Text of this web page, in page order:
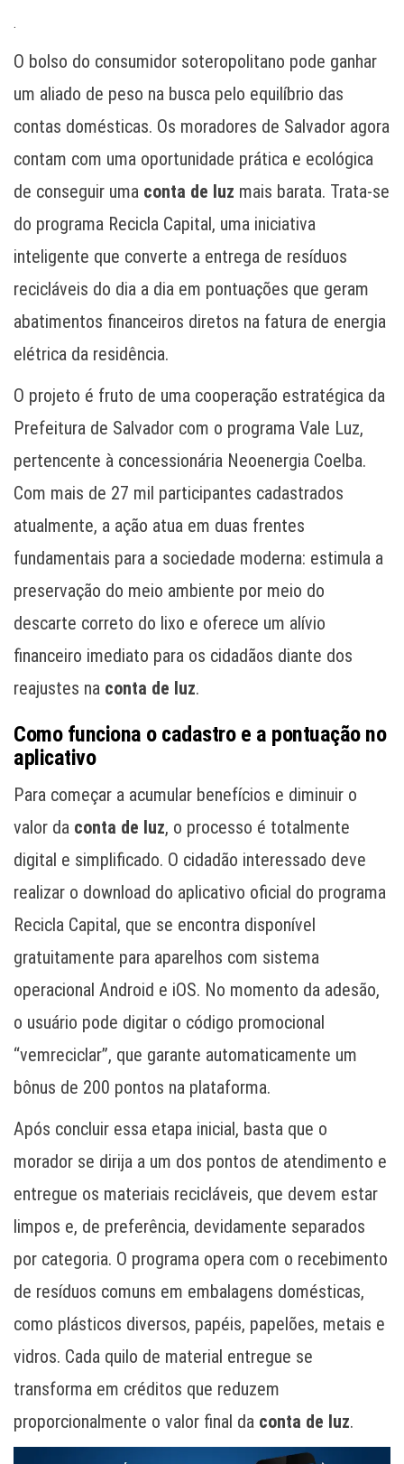
.
O bolso do consumidor soteropolitano pode ganhar
um aliado de peso na busca pelo equilíbrio das
contas domésticas. Os moradores de Salvador agora
contam com uma oportunidade prática e ecológica
de conseguir uma conta de luz mais barata. Trata-se
do programa Recicla Capital, uma iniciativa
inteligente que converte a entrega de resíduos
recicláveis do dia a dia em pontuações que geram
abatimentos financeiros diretos na fatura de energia
elétrica da residência.
O projeto é fruto de uma cooperação estratégica da
Prefeitura de Salvador com o programa Vale Luz,
pertencente à concessionária Neoenergia Coelba.
Com mais de 27 mil participantes cadastrados
atualmente, a ação atua em duas frentes
fundamentais para a sociedade moderna: estimula a
preservação do meio ambiente por meio do
descarte correto do lixo e oferece um alívio
financeiro imediato para os cidadãos diante dos
reajustes na conta de luz.
Como funciona o cadastro e a pontuação no
aplicativo
Para começar a acumular benefícios e diminuir o
valor da conta de luz, o processo é totalmente
digital e simplificado. O cidadão interessado deve
realizar o download do aplicativo oficial do programa
Recicla Capital, que se encontra disponível
gratuitamente para aparelhos com sistema
operacional Android e iOS. No momento da adesão,
o usuário pode digitar o código promocional
“vemreciclar”, que garante automaticamente um
bônus de 200 pontos na plataforma.
Após concluir essa etapa inicial, basta que o
morador se dirija a um dos pontos de atendimento e
entregue os materiais recicláveis, que devem estar
limpos e, de preferência, devidamente separados
por categoria. O programa opera com o recebimento
de resíduos comuns em embalagens domésticas,
como plásticos diversos, papéis, papelões, metais e
vidros. Cada quilo de material entregue se
transforma em créditos que reduzem
proporcionalmente o valor final da conta de luz.